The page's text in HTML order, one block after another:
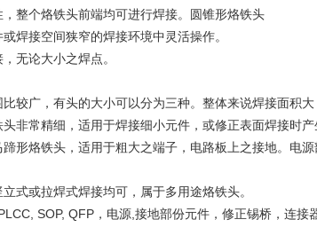
整个烙铁头前端均可进行焊接。圆锥形烙铁头
焊接空间狭窄的焊接环境中灵活操作。
无论大小之焊点。
较广，有头的大小可以分为三种。整体来说焊接面积大
非常精细，适用于焊接细小元件，或修正表面焊接时
形烙铁头，适用于粗大之端子，电路板上之接地。电源
式或拉焊式焊接均可，属于多用途烙铁头。
SOP, QFP，电源,接地部份元件，修正锡桥，连接